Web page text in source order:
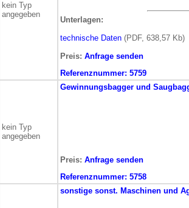
kein Typ
angegeben
Unterlagen:
technische Daten (PDF, 638,57 Kb)
Preis: Anfrage senden
Referenznummer: 5759
kein Typ
angegeben
Gewinnungsbagger und
Preis: Anfrage senden
Referenznummer: 5758
sonstige sonst. Maschinen und